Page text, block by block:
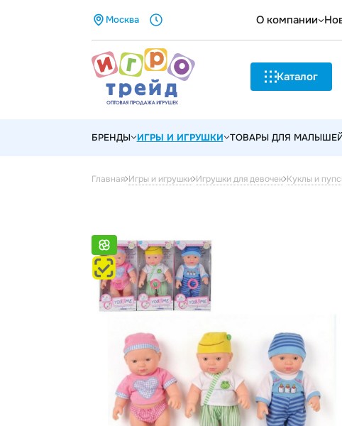
Москва О компании
Каталог
БРЕНДЫ ИГРЫ И ИГРУШКИ ТОВАРЫ ДЛЯ
Главная Игры и игрушки Игрушки для девочек Куклы и